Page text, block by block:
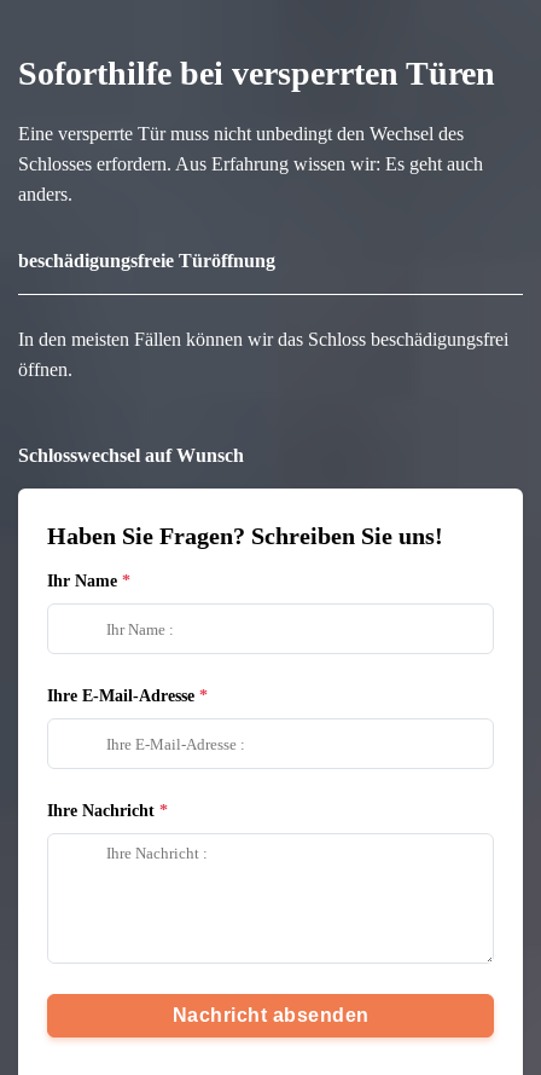
Soforthilfe bei versperrten Türen
Eine versperrte Tür muss nicht unbedingt den Wechsel des
Schlosses erfordern. Aus Erfahrung wissen wir: Es geht auch
anders.
beschädigungsfreie Türöffnung
In den meisten Fällen können wir das Schloss beschädigungsfrei
öffnen.
Schlosswechsel auf Wunsch
Haben Sie Fragen? Schreiben Sie uns!
Ihr Name
Ihre E-Mail-Adresse
Ihre Nachricht
Nachricht absenden